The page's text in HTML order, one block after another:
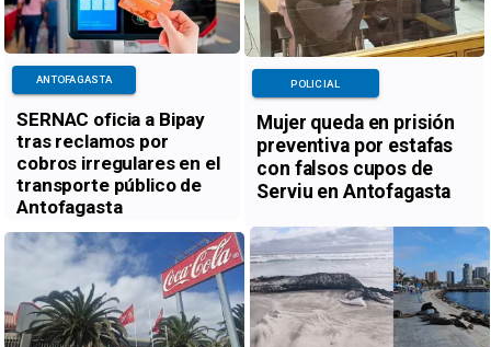
SERNAC oficia a Bipay
tras reclamos por
cobros irregulares en el
transporte público de
Antofagasta
ANTOFAGASTA
Mujer queda en prisión
preventiva por estafas
con falsos cupos de
Serviu en Antofagasta
POLICIAL